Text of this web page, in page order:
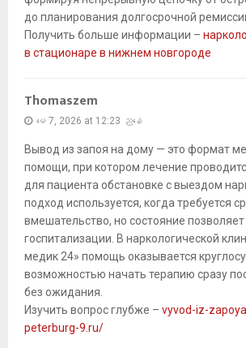
до планирования долгосрочной
Получить больше информации –
в стационаре в нижнем новгороде
Thomaszem
မေ 7, 2026 at 12:23 ညနေ
Вывод из запоя на дому — это формат
помощи, при котором лечение
для пациента обстановке с выездом
подход используется, когда требуется
вмешательство, но состояние
госпитализации. В наркологической
медик 24» помощь оказывается
возможностью начать терапию сразу
без ожидания.
Изучить вопрос глубже – vyvod-iz-
peterburg-9.ru/